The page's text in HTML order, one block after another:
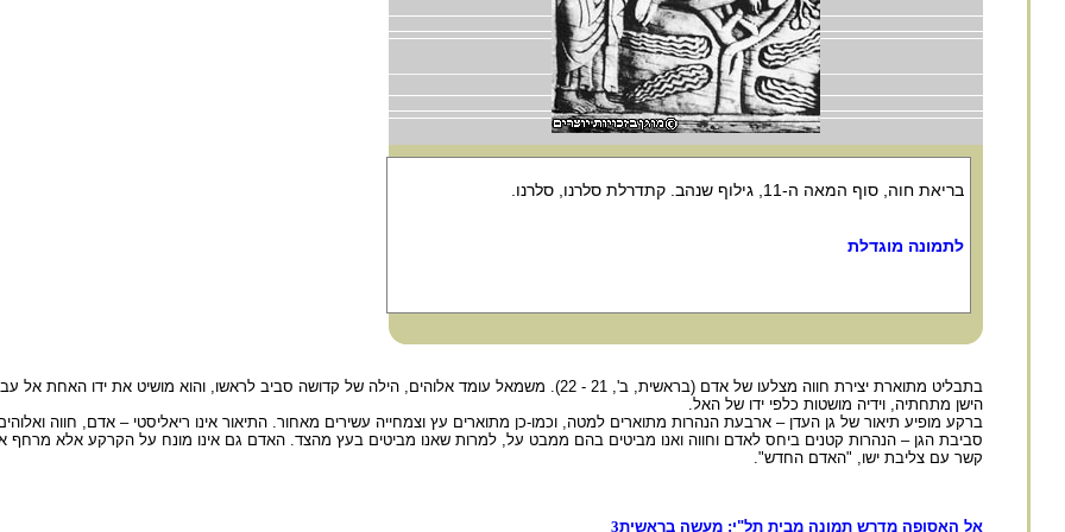
בריאת חוה, סוף המאה ה-11, גילוף שנהב. קתדרלת סלרנו, סלרנו.
לתמונה מוגדלת
בתבליט מתוארת יצירת חווה מצלעו של אדם (בראשית, ב', 21 - 22). משמאל עומד אלוהים, הילה של קדושה סביב לראשו, והוא
הישן מתחתיה, וידיה מושטות כלפי ידו של האל.
ברקע מופיע תיאור של גן העדן – ארבעת הנהרות מתוארים למטה, וכמו-כן מתוארים עץ וצמחייה עשירים מאחור. התיאור אינו ריאליסטי – אדם, חווה
סביבת הגן – הנהרות קטנים ביחס לאדם וחווה ואנו מביטים בהם ממבט על, למרות שאנו מביטים בעץ מהצד. האדם גם אינו מונח על הקרקע אלא מרחף
קשר עם צליבת ישו, "האדם החדש".
אל האסופה מדרש תמונה מבית תל"י: מעשה בראשית3